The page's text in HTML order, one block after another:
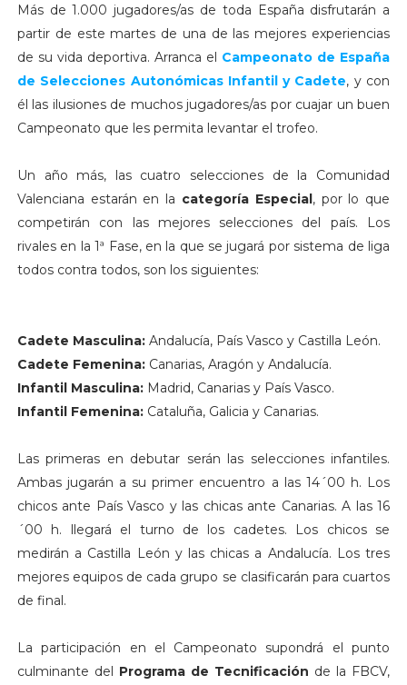
Más de 1.000 jugadores/as de toda España disfrutarán a
partir de este martes de una de las mejores experiencias
de su vida deportiva. Arranca el Campeonato de España
de Selecciones Autonómicas Infantil y Cadete, y con
él las ilusiones de muchos jugadores/as por cuajar un buen
Campeonato que les permita levantar el trofeo.
Un año más, las cuatro selecciones de la Comunidad
Valenciana estarán en la categoría Especial, por lo que
competirán con las mejores selecciones del país. Los
rivales en la 1ª Fase, en la que se jugará por sistema de liga
todos contra todos, son los siguientes:
Cadete Masculina:Andalucía, País Vasco y Castilla León.
Cadete Femenina:Canarias, Aragón y Andalucía.
Infantil Masculina:Madrid, Canarias y País Vasco.
Infantil Femenina:Cataluña, Galicia y Canarias.
Las primeras en debutar serán las selecciones infantiles.
Ambas jugarán a su primer encuentro a las 14´00 h. Los
chicos ante País Vasco y las chicas ante Canarias. A las 16
´00 h. llegará el turno de los cadetes. Los chicos se
medirán a Castilla León y las chicas a Andalucía. Los tres
mejores equipos de cada grupo se clasificarán para cuartos
de final.
La participación en el Campeonato supondrá el punto
culminante del Programa de Tecnificación de la FBCV,